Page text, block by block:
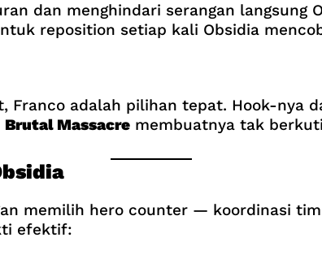
dan menghindari serangan langsung
reposition setiap kali Obsidia
adalah pilihan tepat. Hook-nya
Brutal Massacremembuatnya tak
memilih hero counter — koordinasi
efektif: